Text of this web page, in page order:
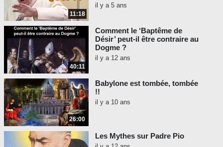
11:18
il y a 5 ans
40:11
Comment le ‘Baptême de
Désir’ peut-il être contraire au
Dogme ?
il y a 12 ans
26:00
Babylone est tombée, tombée
!!
il y a 10 ans
Les Mythes sur Padre Pio